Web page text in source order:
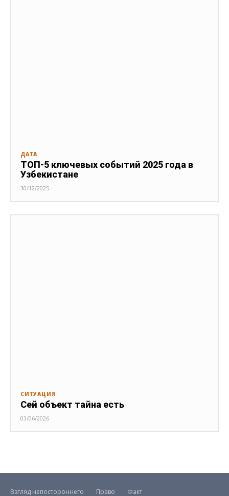
ДАТА
ТОП-5 ключевых событий 2025 года в
Узбекистане
30/12/2025
СИТУАЦИЯ
Сей объект тайна есть
03/06/2026
Взгляд непостороннего Право Факт